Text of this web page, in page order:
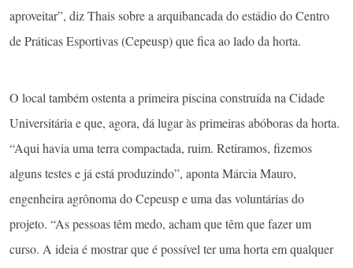
aproveitar”, diz Thais sobre a arquibancada do estádio do Centro
de Práticas Esportivas (Cepeusp) que fica ao lado da horta.
O local também ostenta a primeira piscina construída na Cidade
Universitária e que, agora, dá lugar às primeiras abóboras da horta.
“Aqui havia uma terra compactada, ruim. Retiramos, fizemos
alguns testes e já está produzindo”, aponta Márcia Mauro,
engenheira agrônoma do Cepeusp e uma das voluntárias do
projeto. “As pessoas têm medo, acham que têm que fazer um
curso. A ideia é mostrar que é possível ter uma horta em qualquer